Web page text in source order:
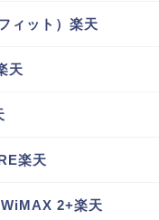
ィット）楽天
天
楽天
2+楽天